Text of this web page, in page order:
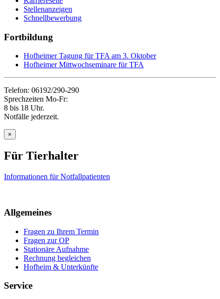
Stellenanzeigen
Schnellbewerbung
Fortbildung
Hofheimer Tagung für TFA am 3. Oktober
Hofheimer Mittwochseminare für TFA
Telefon: 06192/290-290
Sprechzeiten Mo-Fr:
8 bis 18 Uhr.
Notfälle jederzeit.
×
Für Tierhalter
Informationen für Notfallpatienten
Allgemeines
Fragen zu Ihrem Termin
Fragen zur OP
Stationäre Aufnahme
Rechnung begleichen
Hofheim & Unterkünfte
Service